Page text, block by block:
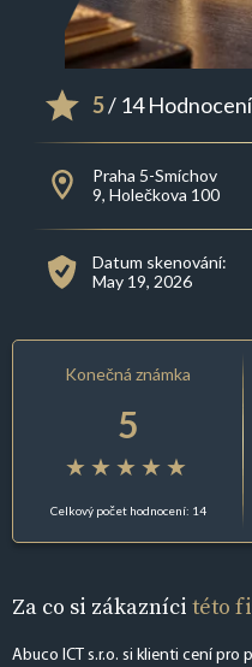
5/ 14 Hodnocení
Praha 5-Smíchov
9, Holečkova 100
Datum skenování:
May 19, 2026
Konečná známka
5
Celkový počet hodnocení: 14
Za co si zákazníci této
Abuco ICT s.r.o. si klienti cení